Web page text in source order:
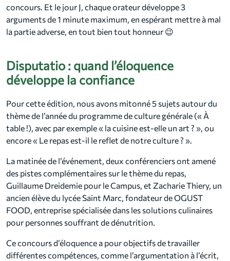
concours. Et le jour J, chaque orateur développe 3
arguments de 1 minute maximum, en espérant mettre à mal
la partie adverse, en tout bien tout honneur 😉
Disputatio : quand l’éloquence
développe la confiance
Pour cette édition, nous avons mitonné 5 sujets autour du
thème de l’année du programme de culture générale (« À
table !), avec par exemple « la cuisine est-elle un art ? », ou
encore « Le repas est-il le reflet de notre culture ? ».
La matinée de l’événement, deux conférenciers ont amené
des pistes complémentaires sur le thème du repas,
Guillaume Dreidemie pour le Campus, et Zacharie Thiery, un
ancien élève du lycée Saint Marc, fondateur de OGUST
FOOD, entreprise spécialisée dans les solutions culinaires
pour personnes souffrant de dénutrition.
Ce concours d’éloquence a pour objectifs de travailler
différentes compétences, comme l’argumentation à l’écrit,